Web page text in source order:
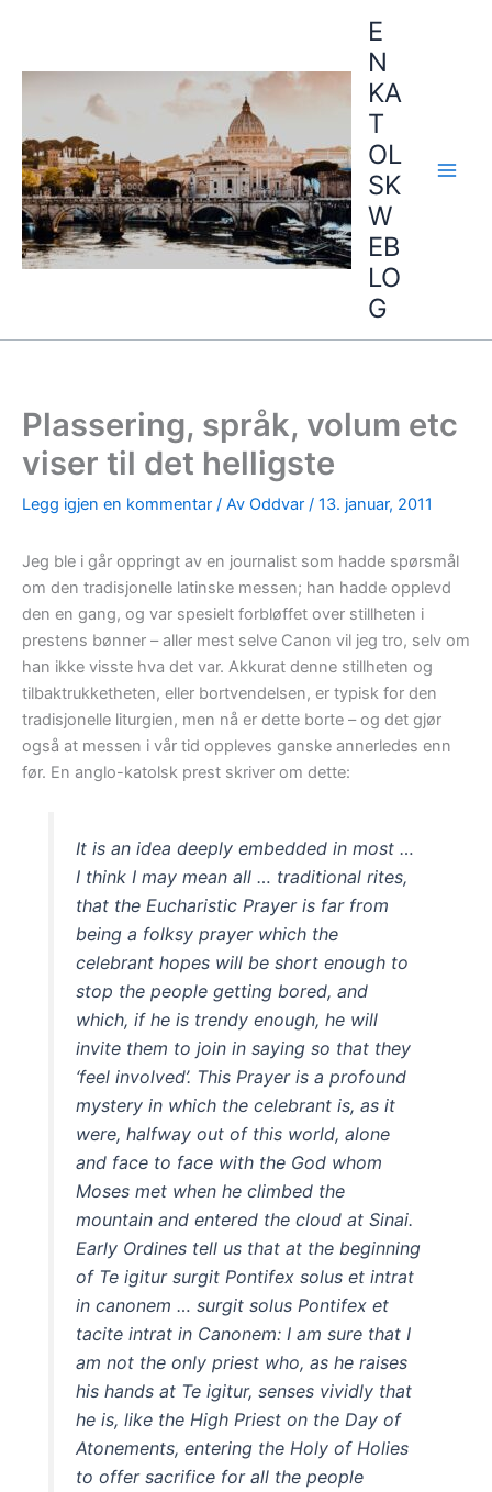
E
N
KA
T
OL
SK
W
EB
LO
G
Plassering, språk, volum etc
viser til det helligste
Legg igjen en kommentar / Av Oddvar / 13. januar, 2011
Jeg ble i går oppringt av en journalist som hadde spørsmål
om den tradisjonelle latinske messen; han hadde opplevd
den en gang, og var spesielt forbløffet over stillheten i
prestens bønner – aller mest selve Canon vil jeg tro, selv om
han ikke visste hva det var. Akkurat denne stillheten og
tilbaktrukketheten, eller bortvendelsen, er typisk for den
tradisjonelle liturgien, men nå er dette borte – og det gjør
også at messen i vår tid oppleves ganske annerledes enn
før. En anglo-katolsk prest skriver om dette:
It is an idea deeply embedded in most …
I think I may mean all … traditional rites,
that the Eucharistic Prayer is far from
being a folksy prayer which the
celebrant hopes will be short enough to
stop the people getting bored, and
which, if he is trendy enough, he will
invite them to join in saying so that they
‘feel involved’. This Prayer is a profound
mystery in which the celebrant is, as it
were, halfway out of this world, alone
and face to face with the God whom
Moses met when he climbed the
mountain and entered the cloud at Sinai.
Early Ordines tell us that at the beginning
of Te igitur surgit Pontifex solus et intrat
in canonem … surgit solus Pontifex et
tacite intrat in Canonem: I am sure that I
am not the only priest who, as he raises
his hands at Te igitur, senses vividly that
he is, like the High Priest on the Day of
Atonements, entering the Holy of Holies
to offer sacrifice for all the people